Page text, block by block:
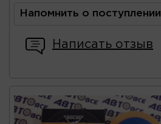
Напомнить о поступлении
Написать отзыв